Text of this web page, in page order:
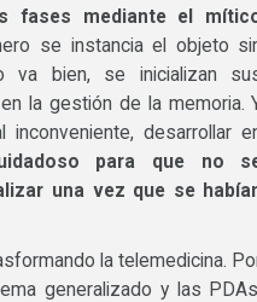
fases mediante el
se instancia el objeto
va bien, se inicializan
la gestión de la memoria.
desarrollar
para que no
una vez que se
la telemedicina.
generalizado y las